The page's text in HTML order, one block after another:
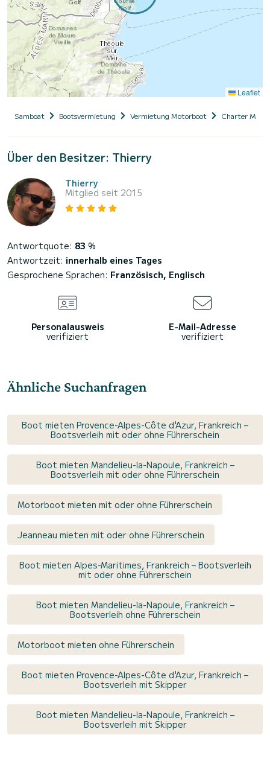
Leaflet
Samboat Bootsvermietung Vermietung Motorboot Charter
Über den Besitzer: Thierry
Thierry
Mitglied seit 2015
Antwortquote: 83 %
Antwortzeit: innerhalb eines Tages
Gesprochene Sprachen: Französisch, Englisch
Personalausweis
verifiziert
E-Mail-Adresse
verifiziert
Ähnliche Suchanfragen
Boot mieten Provence-Alpes-Côte d'Azur, Frankreich –
Bootsverleih mit oder ohne Führerschein
Boot mieten Mandelieu-la-Napoule, Frankreich –
Bootsverleih mit oder ohne Führerschein
Motorboot mieten mit oder ohne Führerschein
Jeanneau mieten mit oder ohne Führerschein
Boot mieten Alpes-Maritimes, Frankreich – Bootsverleih
mit oder ohne Führerschein
Boot mieten Mandelieu-la-Napoule, Frankreich –
Bootsverleih ohne Führerschein
Motorboot mieten ohne Führerschein
Boot mieten Provence-Alpes-Côte d'Azur, Frankreich –
Bootsverleih mit Skipper
Boot mieten Mandelieu-la-Napoule, Frankreich –
Bootsverleih mit Skipper